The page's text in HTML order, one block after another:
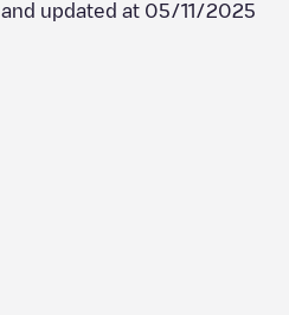
and updated at 05/11/2025